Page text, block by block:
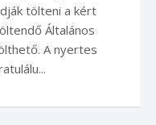
tölteni a kért
Általános
A nyertes